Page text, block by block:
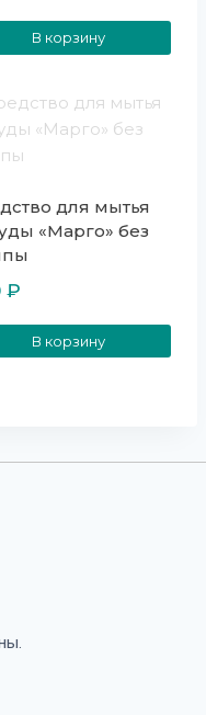
В корзину
для мытья
«Марго» без
₽
В корзину